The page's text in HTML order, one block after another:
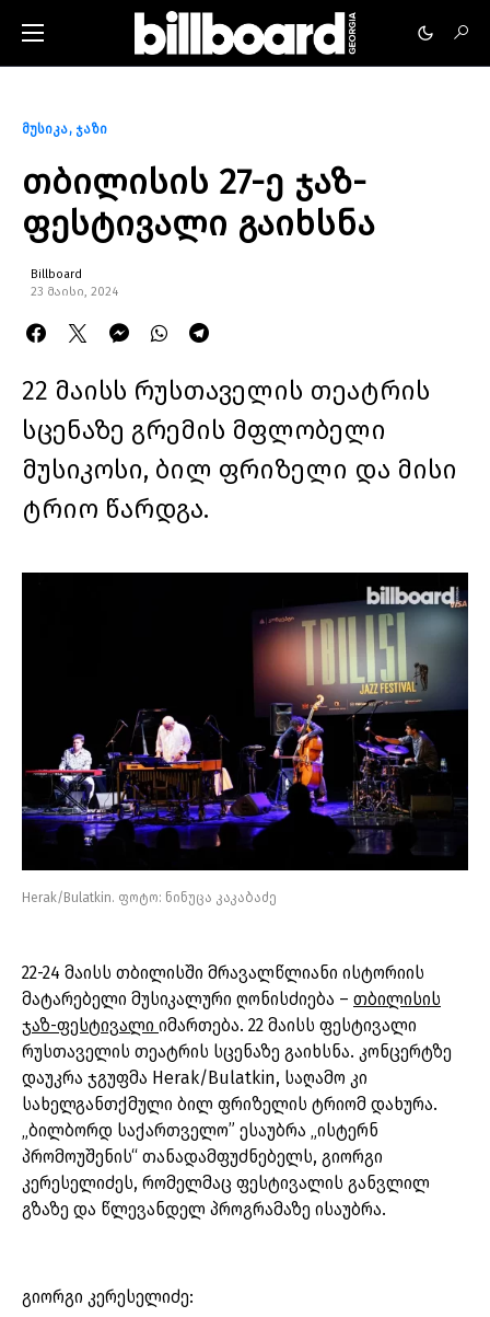
მუსიკა ჯაზი
თბილისის 27-ე ჯაზ-
ფესტივალი გაიხსნა
Billboard
23 მაისი, 2024
22 მაისს რუსთაველის თეატრის
სცენაზე გრემის მფლობელი
მუსიკოსი, ბილ ფრიზელი და მისი
ტრიო წარდგა.
Herak/Bulatkin. ფოტო: ნინუცა კაკაბაძე
22-24 მაისს თბილისში მრავალწლიანი ისტორიის
მატარებელი მუსიკალური ღონისძიება – თბილისის
ჯაზ-ფესტივალი იმართება. 22 მაისს ფესტივალი
რუსთაველის თეატრის სცენაზე გაიხსნა. კონცერტზე
დაუკრა ჯგუფმა Herak/Bulatkin, საღამო კი
სახელგანთქმული ბილ ფრიზელის ტრიომ დახურა.
„ბილბორდ საქართველო” ესაუბრა „ისტერნ
პრომოუშენის“ თანადამფუძნებელს, გიორგი
კერესელიძეს, რომელმაც ფესტივალის განვლილ
გზაზე და წლევანდელ პროგრამაზე ისაუბრა.
გიორგი კერესელიძე: